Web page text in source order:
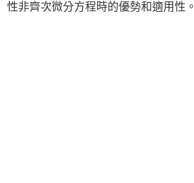
性非齊次微分方程時的優勢和適用性。